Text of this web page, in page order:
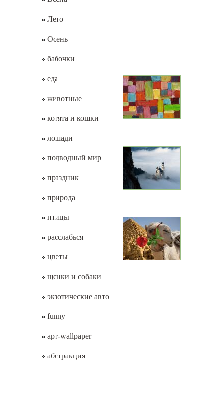
Лето
Осень
бабочки
еда
животные
котята и кошки
лошади
подводный мир
праздник
природа
птицы
расслабься
цветы
щенки и собаки
экзотические авто
funny
арт-wallpaper
абстракция